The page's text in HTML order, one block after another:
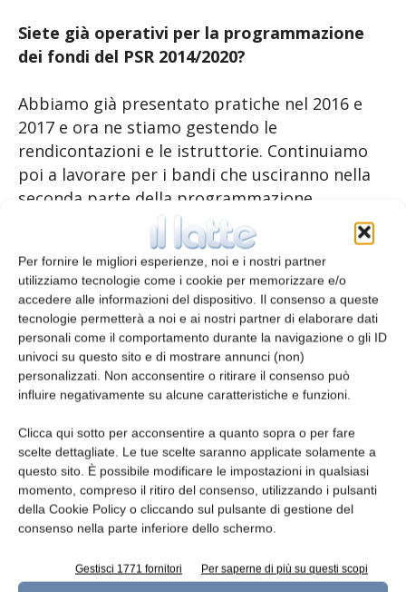
Per fornire le migliori esperienze, noi e i nostri partner
utilizziamo tecnologie come i cookie per memorizzare e/o
accedere alle informazioni del dispositivo. Il consenso a queste
tecnologie permetterà a noi e ai nostri partner di elaborare dati
personali come il comportamento durante la navigazione o gli ID
univoci su questo sito e di mostrare annunci (non)
personalizzati. Non acconsentire o ritirare il consenso può
influire negativamente su alcune caratteristiche e funzioni.
Clicca qui sotto per acconsentire a quanto sopra o per fare
scelte dettagliate. Le tue scelte saranno applicate solamente a
questo sito. È possibile modificare le impostazioni in qualsiasi
momento, compreso il ritiro del consenso, utilizzando i pulsanti
della Cookie Policy o cliccando sul pulsante di gestione del
consenso nella parte inferiore dello schermo.
Gestisci 1771 fornitori Per saperne di più su questi scopi
Siete già operativi per la programmazione
dei fondi del PSR 2014/2020?
Abbiamo già presentato pratiche nel 2016 e
2017 e ora ne stiamo gestendo le
rendicontazioni e le istruttorie. Continuiamo
poi a lavorare per i bandi che usciranno nella
seconda parte della programmazione
settennale. In questi mesi stiamo lavorando sul
piano informativo per fare conoscere alle
imprese queste opportunità, scansando
l’italica diffidenza e rassegnazione: unendo la
giusta professionalità e l’esperienza che
offriamo con la grinta degli imprenditori
italiani, possiamo recuperare in breve tempo,
superando anche il gap burocratico.
Un progetto ambizioso in un
territorio difficile